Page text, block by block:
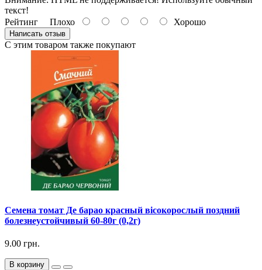
текст!
Рейтинг Плохо Хорошо
Написать отзыв
С этим товаром также покупают
Семена томат Де барао красный вісокорослый поздний
болезнеустойчивый 60-80г (0,2г)
9.00 грн.
В корзину